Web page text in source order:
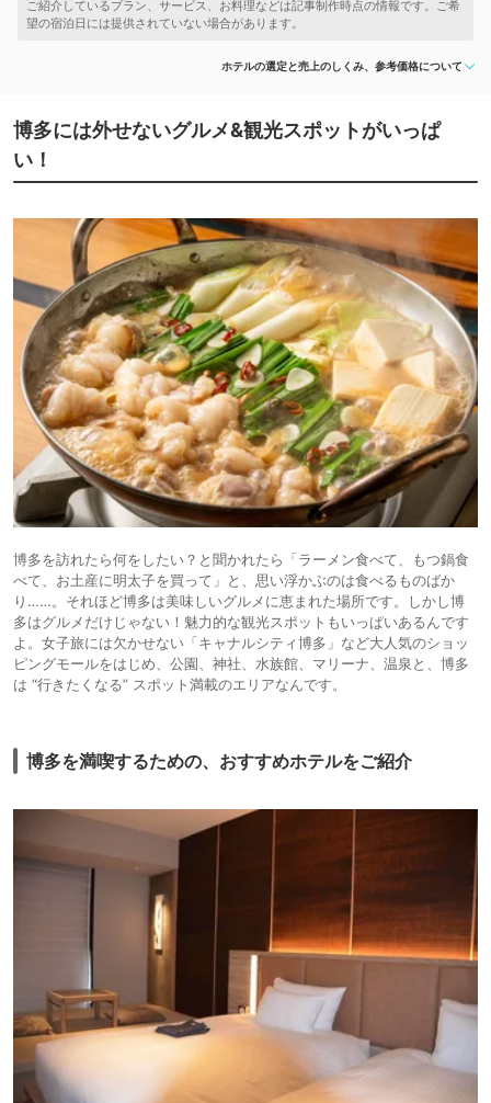
ホテルの選定と売上のしくみ、参考価格について
博多には外せないグルメ&観光スポットがいっぱ
い！
博多を訪れたら何をしたい？と聞かれたら「ラーメン食べて、もつ鍋食
べて、お土産に明太子を買って」と、思い浮かぶのは食べるものばか
り……。それほど博多は美味しいグルメに恵まれた場所です。しかし博
多はグルメだけじゃない！魅力的な観光スポットもいっぱいあるんです
よ。女子旅には欠かせない「キャナルシティ博多」など大人気のショッ
ピングモールをはじめ、公園、神社、水族館、マリーナ、温泉と、博多
は “行きたくなる” スポット満載のエリアなんです。
博多を満喫するための、おすすめホテルをご紹介